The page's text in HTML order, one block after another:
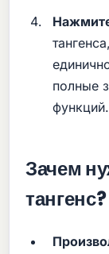
полные
функций.
Зачем
тангенс?